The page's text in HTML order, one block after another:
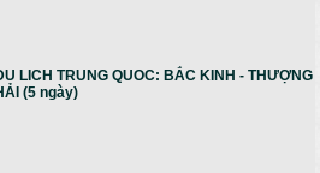
LICH TRUNG QUOC: BẮC KINH - THƯỢNG
(5 ngày)